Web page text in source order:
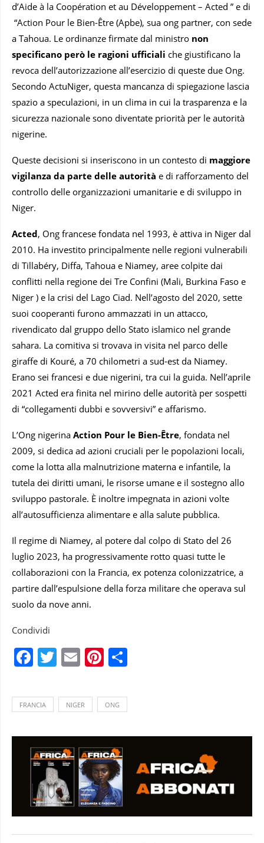
d’Aide à la Coopération et au Développement – Acted ” e di
“Action Pour le Bien-Être (Apbe), sua ong partner, con sede
a Tahoua. Le ordinanze firmate dal ministro non
specificano però le ragioni ufficiali che giustificano la
revoca dell’autorizzazione all’esercizio di queste due Ong.
Secondo ActuNiger, questa mancanza di spiegazione lascia
spazio a speculazioni, in un clima in cui la trasparenza e la
sicurezza nazionale sono diventate priorità per le autorità
nigerine.
Queste decisioni si inseriscono in un contesto di maggiore
vigilanza da parte delle autorità e di rafforzamento del
controllo delle organizzazioni umanitarie e di sviluppo in
Niger.
Acted, Ong francese fondata nel 1993, è attiva in Niger dal
2010. Ha investito principalmente nelle regioni vulnerabili
di Tillabéry, Diffa, Tahoua e Niamey, aree colpite dai
conflitti nella regione dei Tre Confini (Mali, Burkina Faso e
Niger ) e la crisi del Lago Ciad. Nell’agosto del 2020, sette
suoi cooperanti furono ammazzati in un attacco,
rivendicato dal gruppo dello Stato islamico nel grande
sahara. La comitiva si trovava in visita nel parco delle
giraffe di Kouré, a 70 chilometri a sud-est da Niamey.
Erano sei francesi e due nigerini, tra cui la guida. Nell’aprile
2021 Acted era finita nel mirino delle autorità per sospetti
di “collegamenti dubbi e sovversivi” e affarismo.
L’Ong nigerina Action Pour le Bien-Être, fondata nel
2009, si dedica ad azioni cruciali per le popolazioni locali,
come la lotta alla malnutrizione materna e infantile, la
tutela dei diritti umani, le risorse umane e il sostegno allo
sviluppo pastorale. È inoltre impegnata in azioni volte
all’autosufficienza alimentare e alla salute pubblica.
Il regime di Niamey, al potere dal colpo di Stato del 26
luglio 2023, ha progressivamente rotto quasi tutte le
collaborazioni con la Francia, ex potenza colonizzatrice, a
partire dall’espulsione della forza militare che operava sul
suolo da nove anni.
Condividi
Facebook
Twitter
EmailPinterest
FRANCIA NIGER ONG